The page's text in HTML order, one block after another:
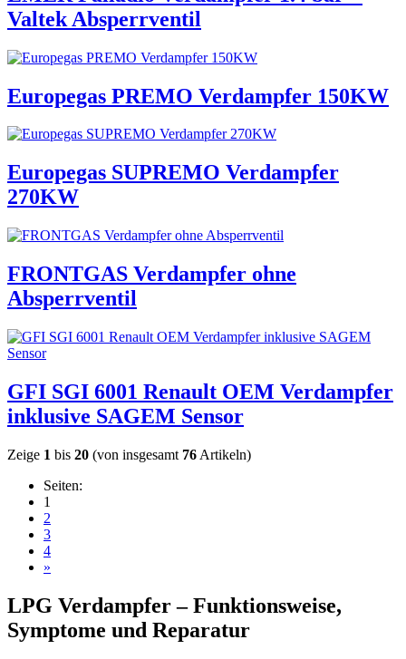
Valtek Absperrventil
Europegas PREMO Verdampfer 150KW
Europegas SUPREMO Verdampfer
270KW
FRONTGAS Verdampfer ohne
Absperrventil
GFI SGI 6001 Renault OEM Verdampfer
inklusive SAGEM Sensor
Zeige 1 bis 20 (von insgesamt 76 Artikeln)
Seiten:
1
2
3
4
»
LPG Verdampfer – Funktionsweise,
Symptome und Reparatur